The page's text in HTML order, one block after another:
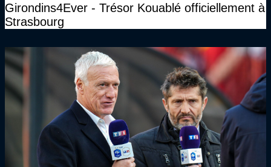
Girondins4Ever - Trésor Kouablé officiellement à
Strasbourg